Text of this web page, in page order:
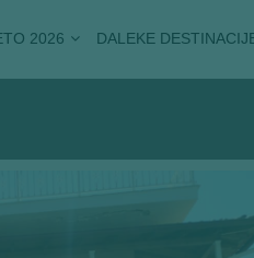
2026 DALEKE